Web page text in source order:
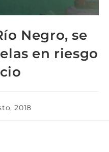
Negro, se
en riesgo
2018